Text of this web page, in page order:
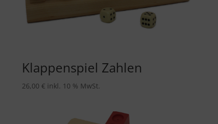
Klappenspiel Zahlen
26,00 € inkl. 10 % MwSt.